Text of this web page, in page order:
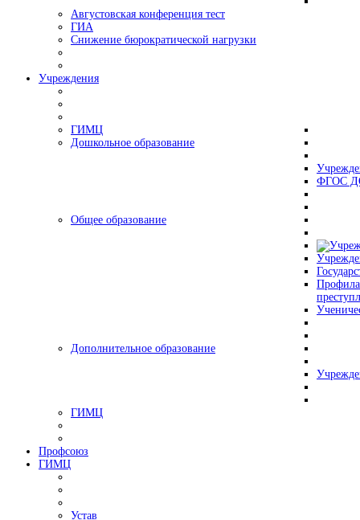
Августовская конференция тест
ГИА
Снижение бюрократической нагрузки
Учреждения
ГИМЦ
Дошкольное образование
ФГОС
Общее образование
Дополнительное образование
ГИМЦ
Профсоюз
ГИМЦ
Устав